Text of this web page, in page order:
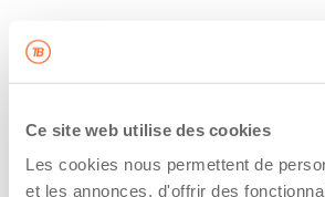
Ce site web utilise des cookies
Les cookies nous permettent de
et les annonces, d'offrir des